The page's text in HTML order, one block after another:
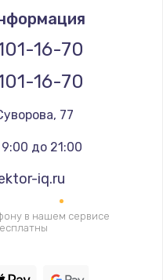
программный ремонт
16-70
16-70
77
до 21:00
iq.ru
в нашем сервисе